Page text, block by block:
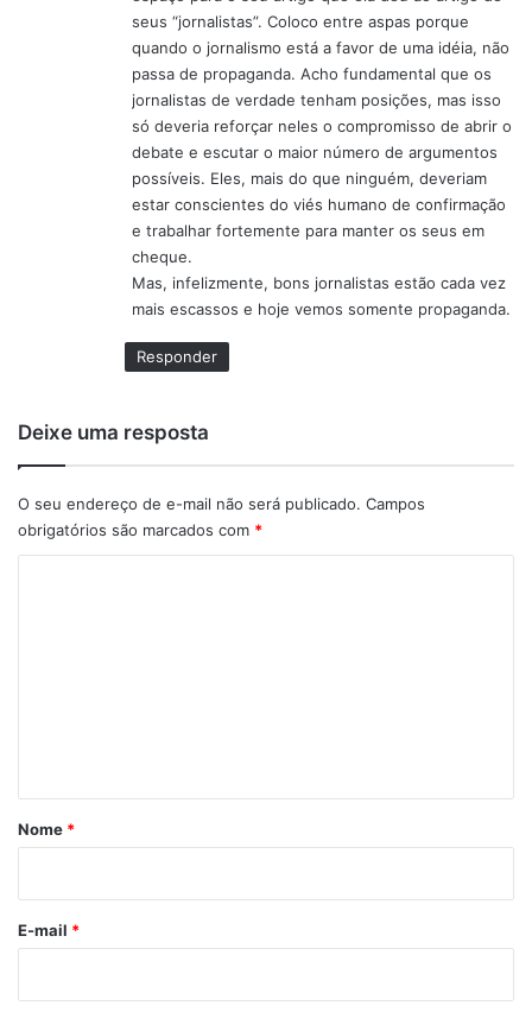
seus “jornalistas”. Coloco entre aspas porque
quando o jornalismo está a favor de uma idéia, não
passa de propaganda. Acho fundamental que os
jornalistas de verdade tenham posições, mas isso
só deveria reforçar neles o compromisso de abrir o
debate e escutar o maior número de argumentos
possíveis. Eles, mais do que ninguém, deveriam
estar conscientes do viés humano de confirmação
e trabalhar fortemente para manter os seus em
cheque.
Mas, infelizmente, bons jornalistas estão cada vez
mais escassos e hoje vemos somente propaganda.
Responder
Deixe uma resposta
O seu endereço de e-mail não será publicado. Campos
obrigatórios são marcados com *
rNome *
E-mail *